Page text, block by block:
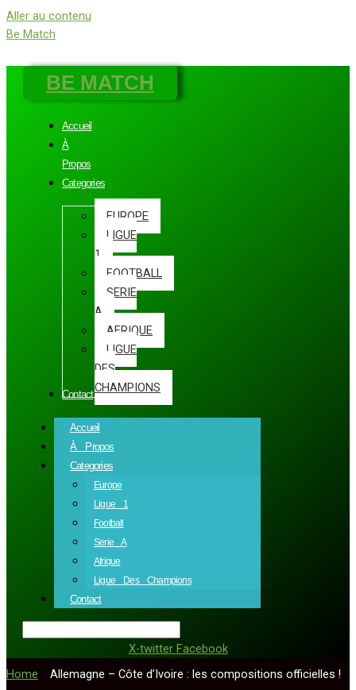
Aller au contenu
Be Match
BE MATCH
Accueil
À
Propos
Categories
EUROPE
LIGUE
1
FOOTBALL
SERIE
A
AFRIQUE
LIGUE
DES
CHAMPIONS
Contact
Accueil
À Propos
Categories
Europe
Ligue 1
Football
Serie A
Afrique
Ligue Des Champions
Contact
X-twitter Facebook
Home
Allemagne – Côte d’Ivoire : les compositions officielles !